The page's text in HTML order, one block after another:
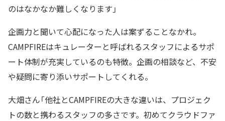
のはなかなか難しくなります」
企画力と聞いて心配になった人は案ずることなかれ。
CAMPFIREはキュレーターと呼ばれるスタッフによるサポ
ート体制が充実しているのも特徴。企画の相談など、不安
や疑問に寄り添いサポートしてくれる。
大畑さん「他社とCAMPFIREの大きな違いは、プロジェク
トの数と携わるスタッフの多さです。初めてクラウドファ